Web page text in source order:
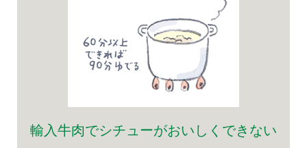
輸入牛肉でシチューがおいしくできない